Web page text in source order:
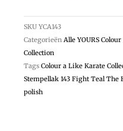
End
aantal
SKU YCA143
Categorieën Alle YOURS
Collection
Tags Colour a Like Karate
Stempellak 143 Fight Teal The
polish